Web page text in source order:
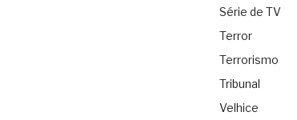
Série de TV
Terror
Terrorismo
Tribunal
Velhice